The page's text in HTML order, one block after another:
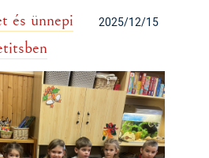
2025/12/15
és ünnepi